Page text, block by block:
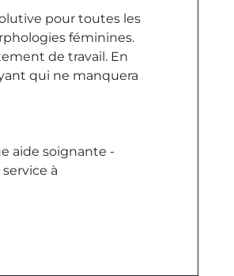
pour toutes les
féminines.
de travail. En
qui ne manquera
aide soignante -
à